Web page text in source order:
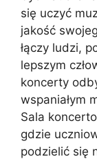
się uczyć
jakość
łączy ludzi,
lepszym
koncerty
wspaniałym
Sala
gdzie
podzielić się